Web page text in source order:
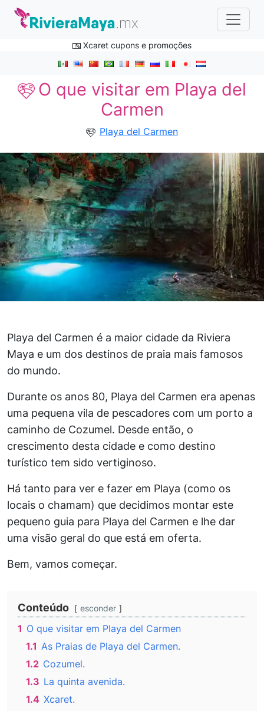
Xcaret cupons e promoções
O que visitar em Playa del
Carmen
Playa del Carmen
Playa del Carmen é a maior cidade da Riviera
Maya e um dos destinos de praia mais famosos
do mundo.
Durante os anos 80, Playa del Carmen era apenas
uma pequena vila de pescadores com um porto a
caminho de Cozumel. Desde então, o
crescimento desta cidade e como destino
turístico tem sido vertiginoso.
Há tanto para ver e fazer em Playa (como os
locais o chamam) que decidimos montar este
pequeno guia para Playa del Carmen e lhe dar
uma visão geral do que está em oferta.
Bem, vamos começar.
Conteúdo esconder
1 O que visitar em Playa del Carmen
1.1 As Praias de Playa del Carmen.
1.2 Cozumel.
1.3 La quinta avenida.
1.4 Xcaret.